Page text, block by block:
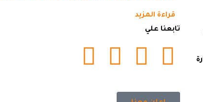
قراءة المزيد
تابعنا علي